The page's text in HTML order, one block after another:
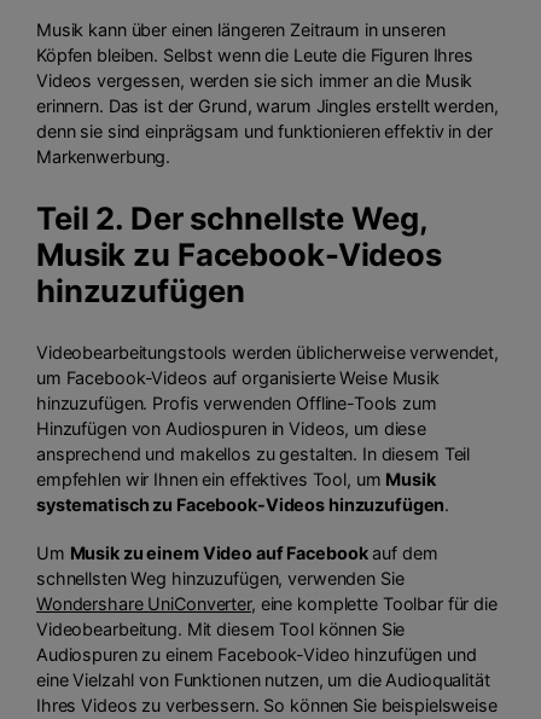
Musik kann über einen längeren Zeitraum in unseren
Köpfen bleiben. Selbst wenn die Leute die Figuren Ihres
Videos vergessen, werden sie sich immer an die Musik
erinnern. Das ist der Grund, warum Jingles erstellt werden,
denn sie sind einprägsam und funktionieren effektiv in der
Markenwerbung.
Teil 2. Der schnellste Weg,
Musik zu Facebook-Videos
hinzuzufügen
Videobearbeitungstools werden üblicherweise verwendet,
um Facebook-Videos auf organisierte Weise Musik
hinzuzufügen. Profis verwenden Offline-Tools zum
Hinzufügen von Audiospuren in Videos, um diese
ansprechend und makellos zu gestalten. In diesem Teil
empfehlen wir Ihnen ein effektives Tool, um Musik
systematisch zu Facebook-Videos hinzuzufügen.
Um Musik zu einem Video auf Facebookauf dem
schnellsten Weg hinzuzufügen, verwenden Sie
Wondershare UniConverter, eine komplette Toolbar für die
Videobearbeitung. Mit diesem Tool können Sie
Audiospuren zu einem Facebook-Video hinzufügen und
eine Vielzahl von Funktionen nutzen, um die Audioqualität
Ihres Videos zu verbessern. So können Sie beispielsweise